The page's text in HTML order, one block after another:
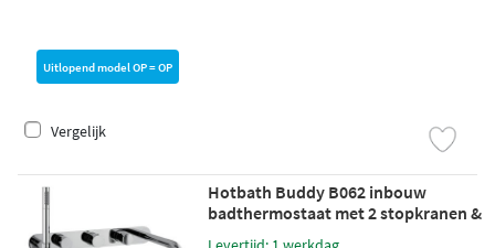
Uitlopend model OP = OP
Vergelijk
Hotbath Buddy B062 inbouw
badthermostaat met 2 stopkranen &
uitloop chroom